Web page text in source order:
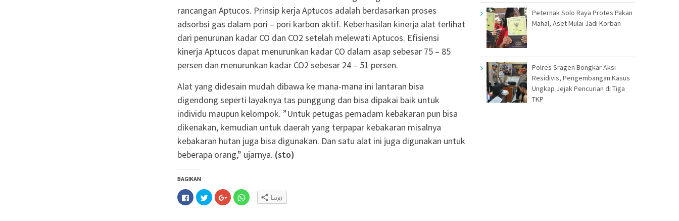
rancangan Aptucos. Prinsip kerja Aptucos adalah berdasarkan proses
adsorbsi gas dalam pori – pori karbon aktif. Keberhasilan kinerja alat terlihat
dari penurunan kadar CO dan CO2 setelah melewati Aptucos. Efisiensi
kinerja Aptucos dapat menurunkan kadar CO dalam asap sebesar 75 – 85
persen dan menurunkan kadar CO2 sebesar 24 – 51 persen.
Alat yang didesain mudah dibawa ke mana-mana ini lantaran bisa
digendong seperti layaknya tas punggung dan bisa dipakai baik untuk
individu maupun kelompok. ”Untuk petugas pemadam kebakaran pun bisa
dikenakan, kemudian untuk daerah yang terpapar kebakaran misalnya
kebakaran hutan juga bisa digunakan. Dan satu alat ini juga digunakan untuk
beberapa orang,” ujarnya. (sto)
BAGIKAN
Klik
untuk
membagikan
Klik
untuk
berbagi
Klik
untuk
berbagi
Klik
untuk Lagi
Peternak Solo Raya Protes Pakan
Mahal, Aset Mulai Jadi Korban
Polres Sragen Bongkar Aksi
Residivis, Pengembangan Kasus
Ungkap Jejak Pencurian di Tiga
TKP